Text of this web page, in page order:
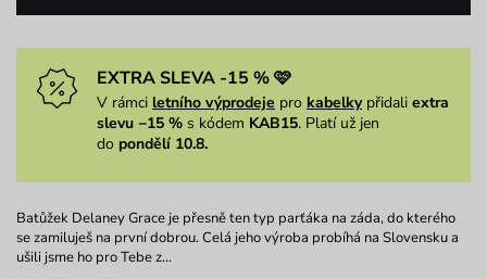
EXTRA SLEVA -15 % 🩷
V rámci letního výprodeje pro kabelkypřidali extra
slevu −15 % s kódem KAB15. Platí už jen
do pondělí 10.8.
Batůžek Delaney Grace je přesně ten typ parťáka na záda, do kterého
se zamiluješ na první dobrou. Celá jeho výroba probíhá na Slovensku a
ušili jsme ho pro Tebe z…